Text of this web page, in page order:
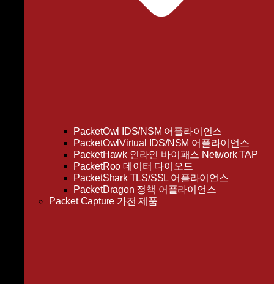
PacketOwl IDS/NSM 어플라이언스
PacketOwlVirtual IDS/NSM 어플라이언스
PacketHawk 인라인 바이패스 Network TAP
PacketRoo 데이터 다이오드
PacketShark TLS/SSL 어플라이언스
PacketDragon 정책 어플라이언스
Packet Capture 가전​​ 제품